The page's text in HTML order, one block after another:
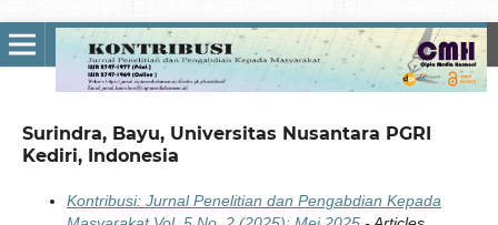
Surindra, Bayu, Universitas Nusantara PGRI
Kediri, Indonesia
Kontribusi: Jurnal Penelitian dan Pengabdian Kepada